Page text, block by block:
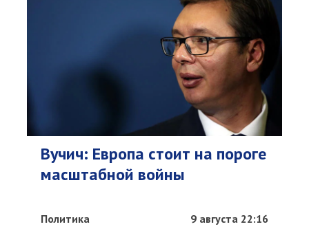
Вучич: Европа стоит на пороге
масштабной войны
Политика 9 августа 22:16